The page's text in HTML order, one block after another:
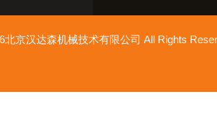
北京汉达森机械技术有限公司 All Rights